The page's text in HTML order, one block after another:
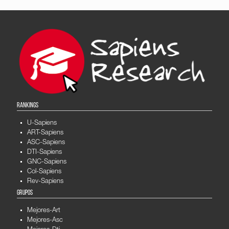
RANKINGS
U-Sapiens
ART-Sapiens
ASC-Sapiens
DTI-Sapiens
GNC-Sapiens
Col-Sapiens
Rev-Sapiens
GRUPOS
Mejores-Art
Mejores-Asc